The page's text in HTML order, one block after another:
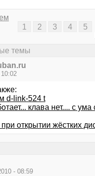
1
2 3 4 5
темы
d-link-524 t
клава нет.... с ума
открытии жёстких
- 08:59